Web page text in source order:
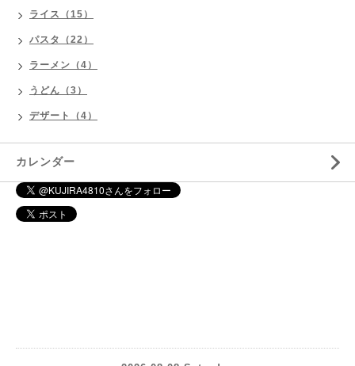
ライス（15）
パスタ（22）
ラーメン（4）
うどん（3）
デザート（4）
カレンダー